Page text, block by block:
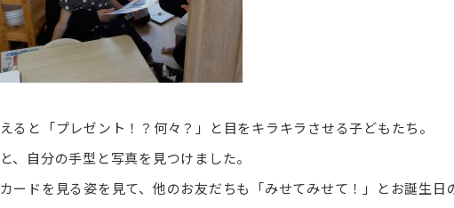
と「プレゼント！？何々？」と目をキラキラさせる子どもたち。
自分の手型と写真を見つけました。
ードを見る姿を見て、他のお友だちも「みせてみせて！」とお誕生日